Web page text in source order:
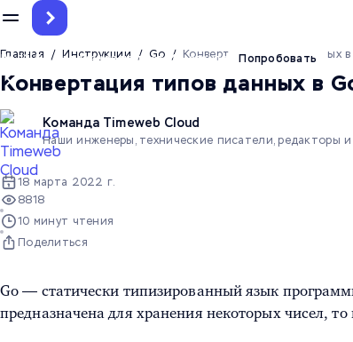
До 12.5 млн токенов на тест ИИ-агента Попробовать
Главная / Инструкции / Go / Конвертация типов данных в
Конвертация типов данных в
Команда Timeweb Cloud
Наши инженеры, технические писатели, редакторы
18 марта 2022 г.
8818
10 минут чтения
Поделиться
Go — статически типизированный язык
предназначена для хранения некоторых чисел,